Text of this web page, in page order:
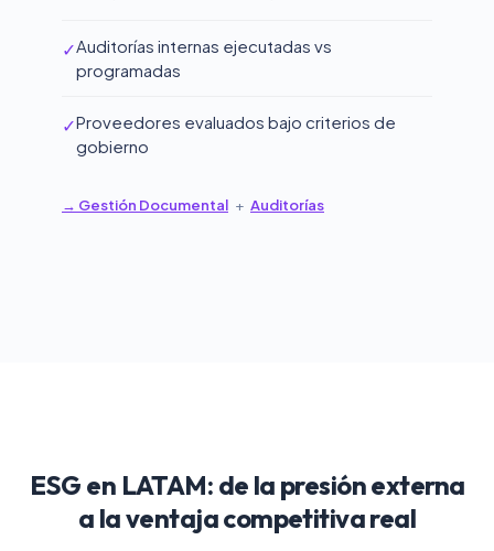
✓Auditorías internas ejecutadas vs
programadas
✓Proveedores evaluados bajo criterios de
gobierno
→ Gestión Documental + Auditorías
ESG en LATAM: de la presión externa
a la ventaja competitiva real